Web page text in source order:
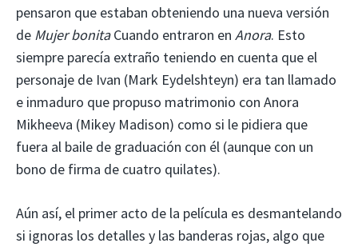
pensaron que estaban obteniendo una nueva versión
de Mujer bonitaCuando entraron en Anora. Esto
siempre parecía extraño teniendo en cuenta que el
personaje de Ivan (Mark Eydelshteyn) era tan llamado
e inmaduro que propuso matrimonio con Anora
Mikheeva (Mikey Madison) como si le pidiera que
fuera al baile de graduación con él (aunque con un
bono de firma de cuatro quilates).
Aún así, el primer acto de la película es desmantelando
si ignoras los detalles y las banderas rojas, algo que